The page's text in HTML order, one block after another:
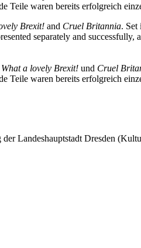
Teile waren bereits erfolgreich
Brexit! and Cruel Britannia. Set
separately and successfully,
a lovely Brexit! und Cruel
Teile waren bereits erfolgreich
Landeshauptstadt Dresden